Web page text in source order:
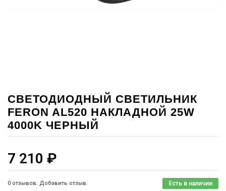
СВЕТОДИОДНЫЙ СВЕТИЛЬНИК
FERON AL520 НАКЛАДНОЙ 25W
4000K ЧЕРНЫЙ
7 210 ₽
0 отзывов. Добавить отзыв. Есть в наличии